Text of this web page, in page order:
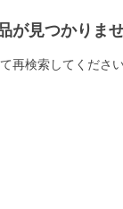
が見つかりま
再検索してくださ